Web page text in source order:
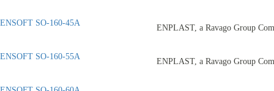
ENSOFT SO-160-45A
ENPLAST, a Ravago Group
ENSOFT SO-160-55A
ENPLAST, a Ravago Group